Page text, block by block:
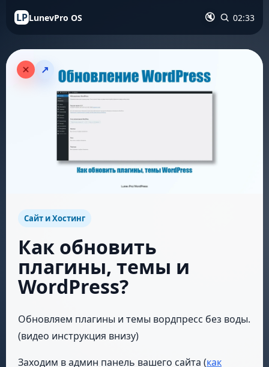
LPLunevPro OS 🔇 02:33
↗
Сайт и Хостинг
Как обновить
плагины, темы и
WordPress?
Обновляем плагины и темы вордпресс без воды.
(видео инструкция внизу)
Заходим в админ панель вашего сайта (как